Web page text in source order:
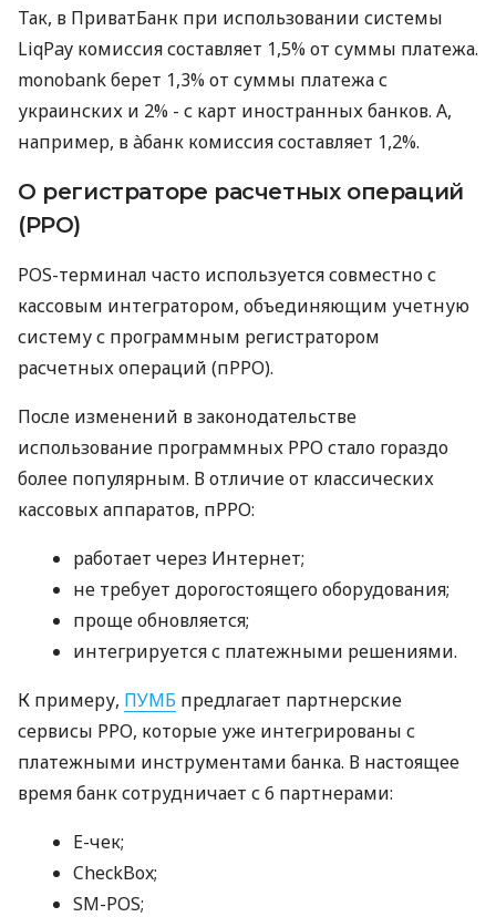
Так, в ПриватБанк при использовании системы
LiqPay комиссия составляет 1,5% от суммы платежа.
monobank берет 1,3% от суммы платежа с
украинских и 2% - с карт иностранных банков. А,
например, в àбанк комиссия составляет 1,2%.
О регистраторе расчетных операций
(РРО)
POS-терминал часто используется совместно с
кассовым интегратором, объединяющим учетную
систему с программным регистратором
расчетных операций (пРРО).
После изменений в законодательстве
использование программных РРО стало гораздо
более популярным. В отличие от классических
кассовых аппаратов, пРРО:
работает через Интернет;
не требует дорогостоящего оборудования;
проще обновляется;
интегрируется с платежными решениями.
К примеру, ПУМБ предлагает партнерские
сервисы РРО, которые уже интегрированы с
платежными инструментами банка. В настоящее
время банк сотрудничает с 6 партнерами:
E-чек;
CheckBox;
SM-POS;